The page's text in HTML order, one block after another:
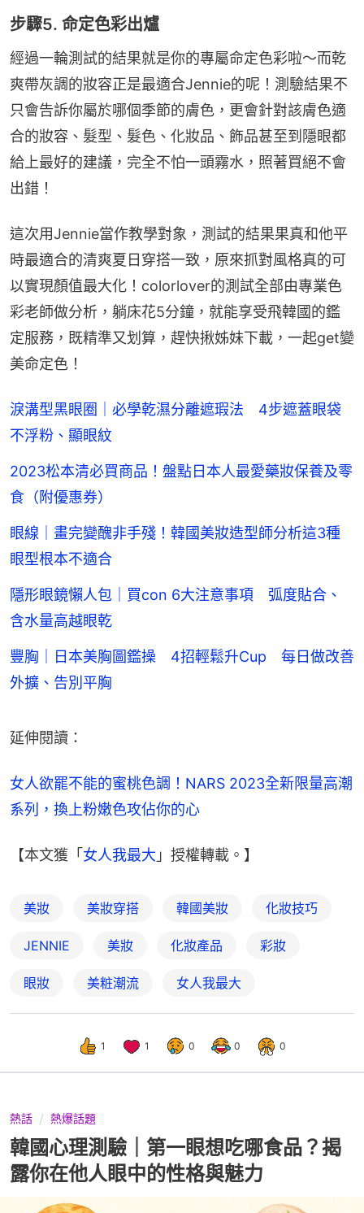
步驟5. 命定色彩出爐
經過一輪測試的結果就是你的專屬命定色彩啦～而乾
爽帶灰調的妝容正是最適合Jennie的呢！測驗結果不
只會告訴你屬於哪個季節的膚色，更會針對該膚色適
合的妝容、髮型、髮色、化妝品、飾品甚至到隱眼都
給上最好的建議，完全不怕一頭霧水，照著買絕不會
出錯！
這次用Jennie當作教學對象，測試的結果果真和他平
時最適合的清爽夏日穿搭一致，原來抓對風格真的可
以實現顏值最大化！colorlover的測試全部由專業色
彩老師做分析，躺床花5分鐘，就能享受飛韓國的鑑
定服務，既精準又划算，趕快揪姊妹下載，一起get變
美命定色！
淚溝型黑眼圈｜必學乾濕分離遮瑕法 4步遮蓋眼袋
不浮粉、顯眼紋
2023松本清必買商品！盤點日本人最愛藥妝保養及零
食（附優惠券）
眼線｜畫完變醜非手殘！韓國美妝造型師分析這3種
眼型根本不適合
隱形眼鏡懶人包｜買con 6大注意事項 弧度貼合、
含水量高越眼乾
豐胸｜日本美胸圖鑑操 4招輕鬆升Cup 每日做改善
外擴、告別平胸
延伸閱讀：
女人欲罷不能的蜜桃色調！NARS 2023全新限量高潮
系列，換上粉嫩色攻佔你的心
【本文獲「女人我最大 」授權轉載。】
美妝 美妝穿搭 韓國美妝 化妝技巧
JENNIE 美妝 化妝產品 彩妝
眼妝 美粧潮流 女人我最大
1 1 0 0 0
熱話 熱爆話題
韓國心理測驗｜第一眼想吃哪食品？揭
露你在他人眼中的性格與魅力